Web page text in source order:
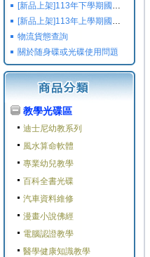
[新品上架]113年下學期國小國中高中命題光碟,校用卷,習作
[新品上架]113年上學期國小國中高中命題光碟,校用卷,習作
物流貨態查詢
關於随身碟或光碟使用問題
教學光碟區
迪士尼幼教系列
風水算命軟體
專業幼兒教學
百科全書光碟
汽車資料維修
漫畫小說佛經
電腦認證教學
醫學健康知識教學